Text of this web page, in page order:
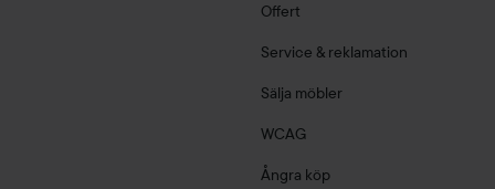
Offert
Service & reklamation
Sälja möbler
WCAG
Ångra köp